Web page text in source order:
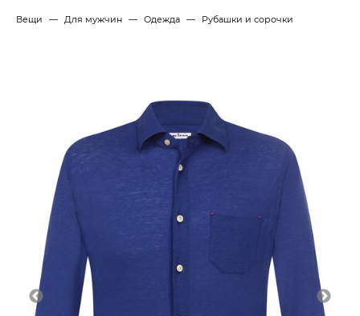
Вещи Для мужчин Одежда Рубашки и сорочки